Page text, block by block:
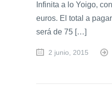
Infinita a lo Yoigo,
euros. El total a
será de 75 […]
2 junio, 2015